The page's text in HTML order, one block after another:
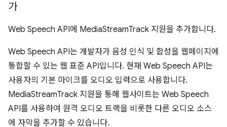
가
Web Speech API에 MediaStreamTrack 지원을 추가합니다.
Web Speech API는 개발자가 음성 인식 및 합성을 웹페이지에
통합할 수 있는 웹 표준 API입니다. 현재 Web Speech API는
사용자의 기본 마이크를 오디오 입력으로 사용합니다.
MediaStreamTrack 지원을 통해 웹사이트는 Web Speech
API를 사용하여 원격 오디오 트랙을 비롯한 다른 오디오 소스
에 자막을 추가할 수 있습니다.